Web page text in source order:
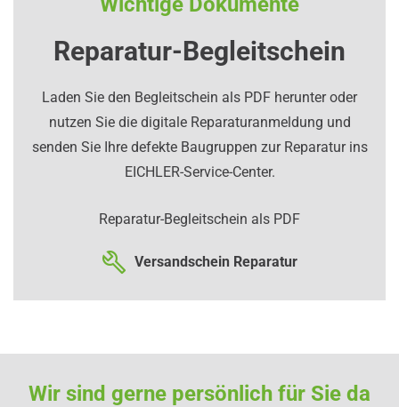
Reparatur-Begleitschein
Laden Sie den Begleitschein als PDF herunter oder
nutzen Sie die digitale Reparaturanmeldung und
senden Sie Ihre defekte Baugruppen zur Reparatur ins
EICHLER-Service-Center.
Reparatur-Begleitschein als PDF
Versandschein Reparatur
Wir sind gerne persönlich für Sie da